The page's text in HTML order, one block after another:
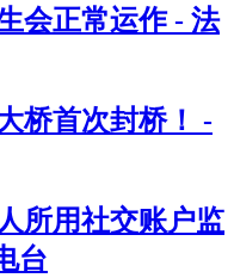
会正常运作 - 法
桥首次封桥！ -
所用社交账户监
台